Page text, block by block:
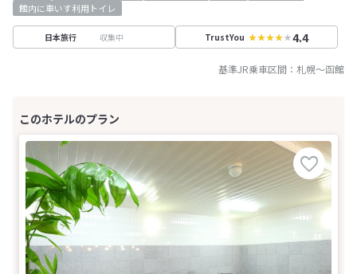
館内に車いす利用トイレ
日本旅行 収集中 TrustYou 4.4
基準JR乗車区間： 札幌～函館